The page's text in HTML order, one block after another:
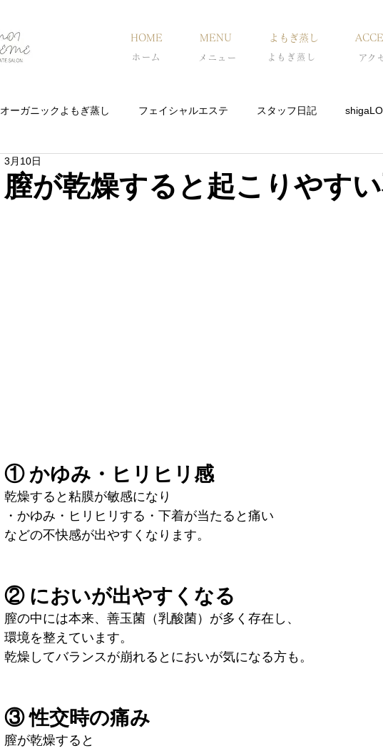
HOME MENU よもぎ蒸し
ホーム メニュー よもぎ蒸し アク
オーガニックよもぎ蒸し フェイシャルエステ スタッフ日記
膣が乾燥すると起こりやす
3月10日
① かゆみ・ヒリヒリ感
乾燥すると粘膜が敏感になり
・かゆみ・ヒリヒリする・下着が当たると痛い
などの不快感が出やすくなります。
② においが出やすくなる
膣の中には本来、善玉菌（乳酸菌）が多く存在し、
環境を整えています。
乾燥してバランスが崩れるとにおいが気になる方も。
③ 性交時の痛み
膣が乾燥すると